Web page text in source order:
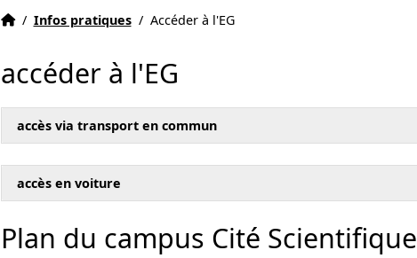
Accueil EG ENGSYS
Accueil
/ Infos pratiques / Accéder à l'EG
accéder à l'EG
accès via transport en commun
accès en voiture
Plan du campus Cité Scientifique